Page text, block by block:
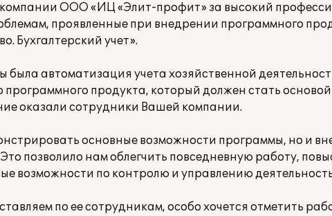
ООО «ИЦ «Элит-профит» за высокий
проявленные при внедрении программного
Бухгалтерский учет».
автоматизация учета хозяйственной
продукта, который должен стать
оказали сотрудники Вашей компании.
основные возможности программы, но и
позволило нам облегчить повседневную работу,
возможности по контролю и управлению
по ее сотрудникам, особо хочется отметить